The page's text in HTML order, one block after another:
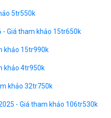
5tr550k
- Giá tham khảo 15tr650k
khảo 15tr990k
khảo 4tr950k
khảo 32tr750k
- Giá tham khảo 106tr530k